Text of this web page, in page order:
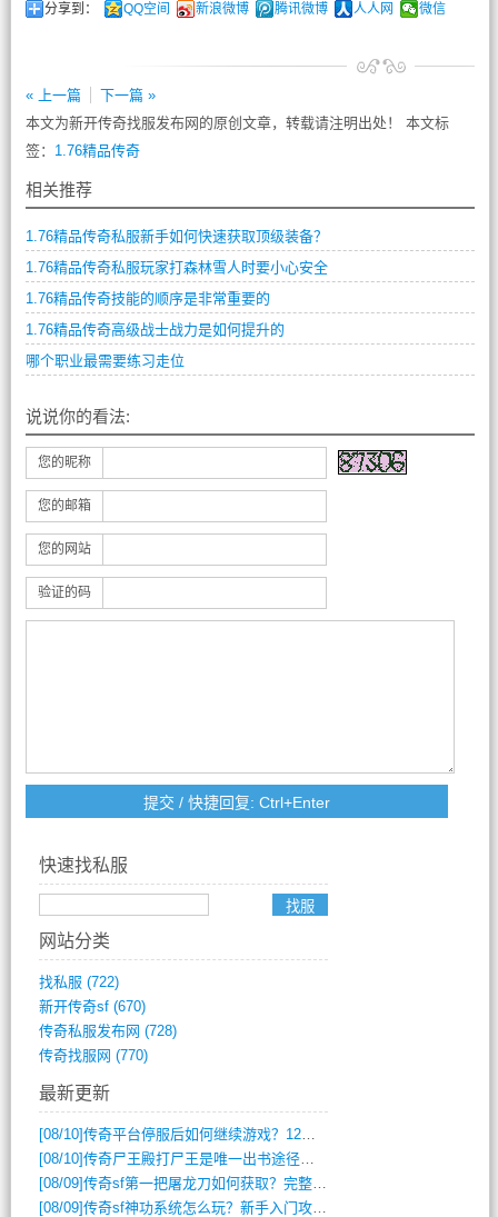
分享到： QQ空间 新浪微博 腾讯微博 人人网 微信
« 上一篇
下一篇 »
本文为新开传奇找服发布网的原创文章，转载请注明出处！ 本文标
签： 1.76精品传奇
相关推荐
1.76精品传奇私服新手如何快速获取顶级装备？
1.76精品传奇私服玩家打森林雪人时要小心安全
1.76精品传奇技能的顺序是非常重要的
1.76精品传奇高级战士战力是如何提升的
哪个职业最需要练习走位
说说你的看法:
您的昵称
您的邮箱
您的网站
验证的码
快速找私服
网站分类
找私服 (722)
新开传奇sf(670)
传奇私服发布网 (728)
传奇找服网 (770)
最新更新
[08/10]传奇平台停服后如何继续游戏？12月6日停服影响攻略吗？
[08/10]传奇尸王殿打尸王是唯一出书途径吗？
[08/09]传奇sf第一把屠龙刀如何获取？完整攻略揭秘
[08/09]传奇sf神功系统怎么玩？新手入门攻略全解析